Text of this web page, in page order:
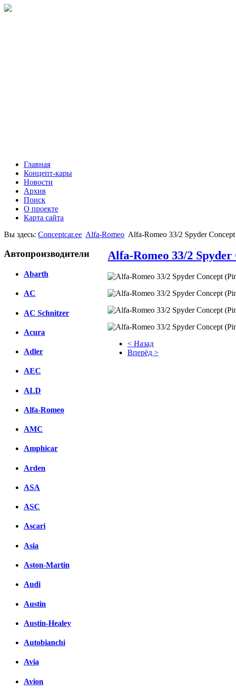
Главная
Концепт-кары
Новости
Архив
Поиск
О проекте
Карта сайта
Вы здесь: Conceptcar.ee Alfa-Romeo Alfa-Romeo 33/2 Spyder
Автопроизводители
Abarth
AC
AC Schnitzer
Acura
Adler
AEC
ALD
Alfa-Romeo
AMC
Amphicar
Arden
ASA
ASC
Ascari
Asia
Aston-Martin
Audi
Austin
Austin-Healey
Autobianchi
Avia
Avion
Alfa-Romeo 33/2
< Назад
Вперёд >